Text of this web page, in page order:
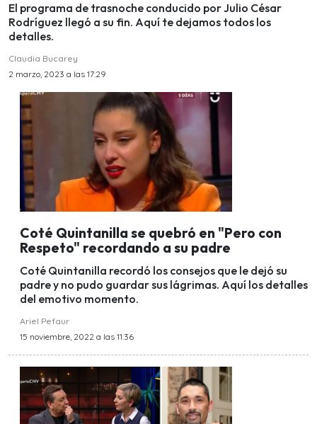
El programa de trasnoche conducido por Julio César
Rodríguez llegó a su fin. Aquí te dejamos todos los
detalles.
Claudia Bucarey
2 marzo, 2023 a las 17:29
Coté Quintanilla se quebró en "Pero con
Respeto" recordando a su padre
Coté Quintanilla recordó los consejos que le dejó su
padre y no pudo guardar sus lágrimas. Aquí los detalles
del emotivo momento.
Ariel Pefaur
15 noviembre, 2022 a las 11:36